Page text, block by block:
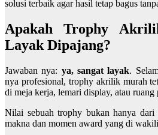
solusi terbaik agar hasil tetap bagus
Apakah Trophy
Layak Dipajang?
Jawaban nya: ya, sangat layak.
nya profesional, trophy akrilik murah
di meja kerja, lemari display, atau ruang
Nilai sebuah trophy bukan hanya dari
makna dan momen award yang di